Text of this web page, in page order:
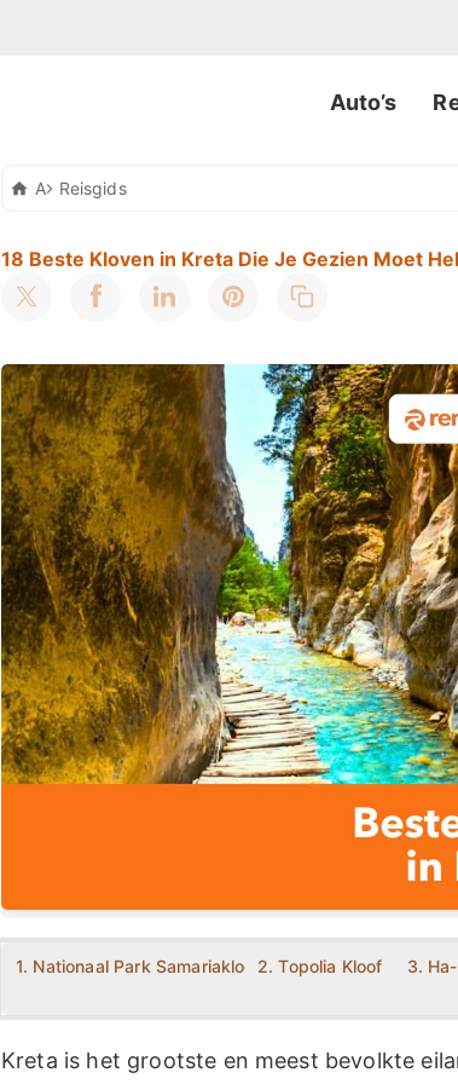
Auto Huren Kreta
Reisgids
18 Beste Kloven in Kreta Die Je Gezien Moet
1. Nationaal Park Samariakloof2. Topolia Kloof 3.
Kreta is het grootste en meest bevolkte
Auto’s